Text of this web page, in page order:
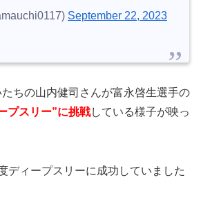
September 22, 2023
ちの山内健司さんが富永啓生選手の
プスリー”に挑戦している様子が映っ
ディープスリーに成功していました